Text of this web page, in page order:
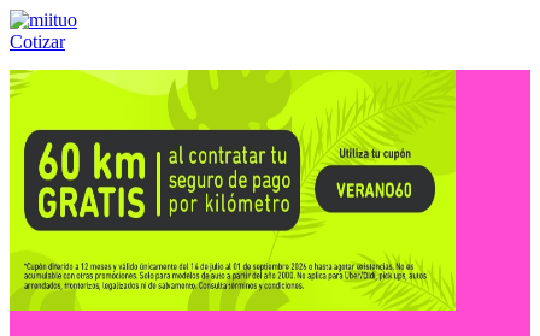
Cotizar
Llámanos al:(55) 84-21-05-00 ó